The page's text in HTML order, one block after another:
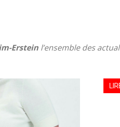
Erstein l’ensemble des